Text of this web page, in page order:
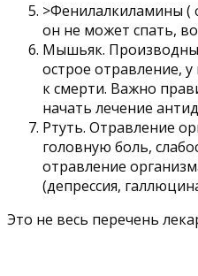
>Фенилалкиламины (
он не может спать,
Мышьяк.
острое отравление,
к смерти. Важно
начать лечение
Ртуть. Отравление
головную боль,
отравление
(депрессия,
Это не весь перечень